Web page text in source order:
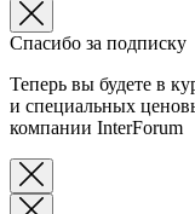
Спасибо за подписку
Теперь вы будете в
и специальных
компании InterForum